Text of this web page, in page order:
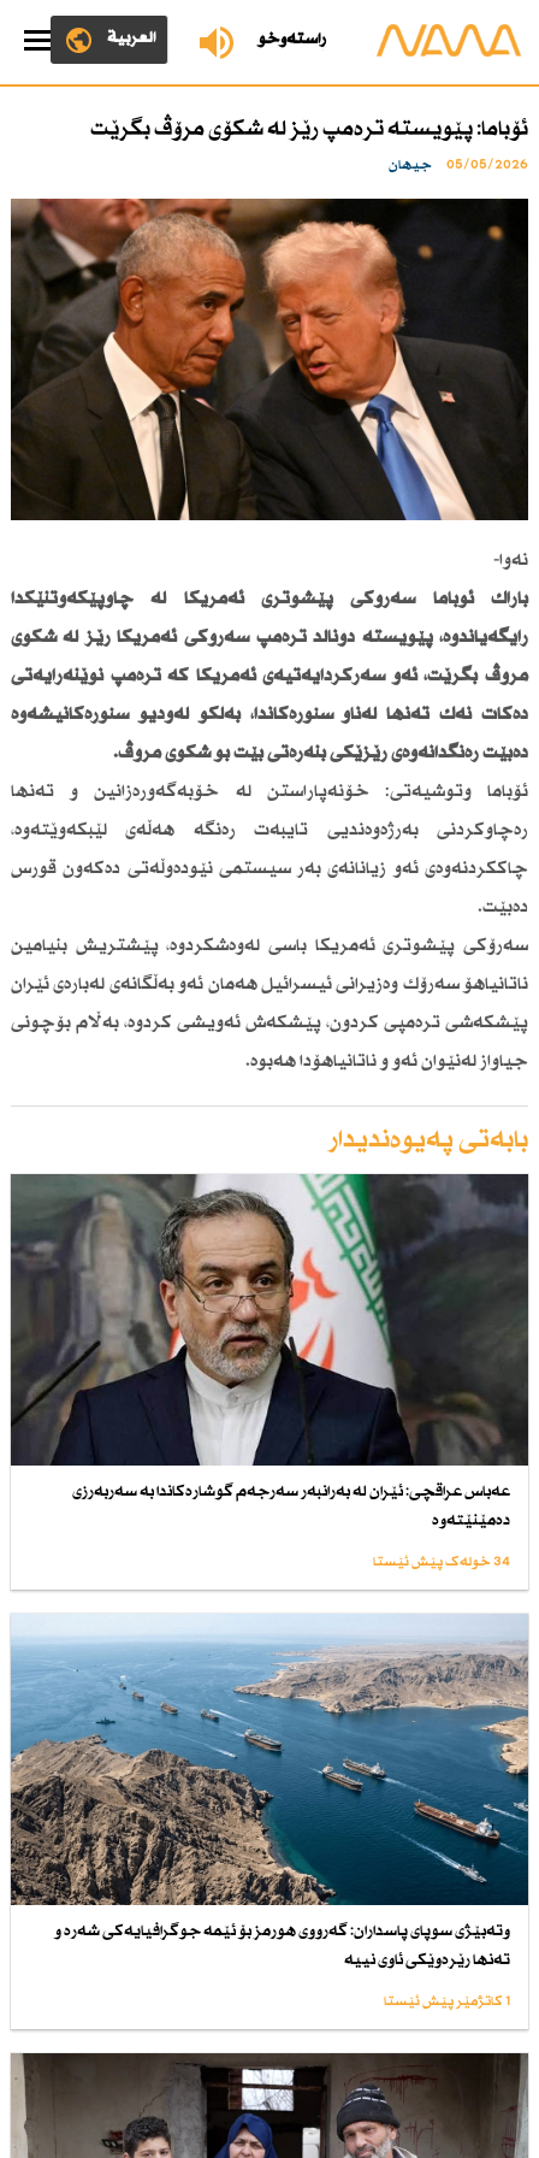
ڕاستەوخۆ العربية
ئۆباما: پێویستە ترەمپ رێز لە شكۆی مرۆڤ بگرێت
05/05/2026 جیهان
نەوا-
باراك ئۆباما سەرۆكی پێشوتری ئەمریكا لە چاوپێكەوتنێكدا
رایگەیاندوە، پێویستە دۆناڵد ترەمپ سەرۆكی ئەمریكا رێز لە شكۆی
مرۆڤ بگرێت، ئەو سەركردایەتیەی ئەمریكا كە ترەمپ نوێنەرایەتی
دەكات نەك تەنها لەناو سنورەكاندا، بەڵكو لەودیو سنورەكانیشەوە
دەبێت رەنگدانەوەی رێزێكی بنەڕەتی بێت بۆ شكۆی مرۆڤ.
ئۆباما وتوشیەتی: خۆنەپاراستن لە خۆبەگەورەزانین و تەنها
رەچاوكردنی بەرژەوەندیی تایبەت رەنگە هەڵەی لێبكەوێتەوە،
چاككردنەوەی ئەو زیانانەی بەر سیستمی نێودەوڵەتی دەكەون قورس
دەبێت.
سەرۆكی پێشوتری ئەمریكا باسی لەوەشكردوە، پێشتریش بنیامین
ناتانیاهۆ سەرۆك وەزیرانی ئیسرائیل هەمان ئەو بەڵگانەی لەبارەی ئێران
پێشكەشی ترەمپی كردون، پێشكەش ئەویشی كردوە، بەڵام بۆچونی
جیاواز لەنێوان ئەو و ناتانیاهۆدا هەبوە.
بابەتی پەیوەندیدار
عەباس عراقچی: ئێران لە بەرانبەر سەرجەم گوشارەكاندا بە سەربەرزی
دەمێنێتەوە
34 خولەک پێش ئێستا
وتەبێژی سوپای پاسداران: گەرووی هورمز بۆ ئێمە جوگرافیایەكی شەرە و
تەنها رێرەوێكی ئاوی نییە
1 کاتژمێر پێش ئێستا